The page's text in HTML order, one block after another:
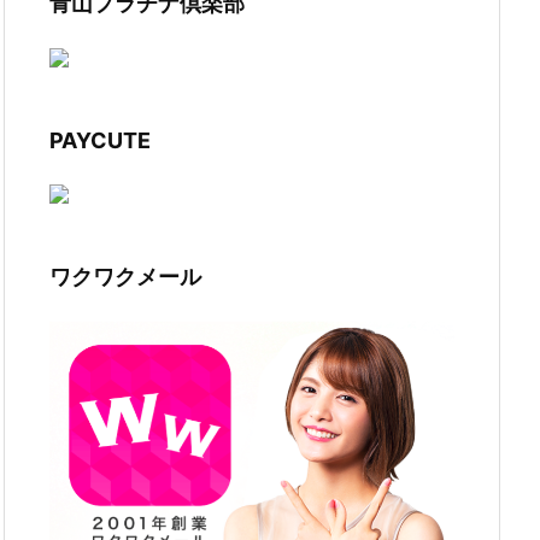
PAYCUTE
ワクワクメール